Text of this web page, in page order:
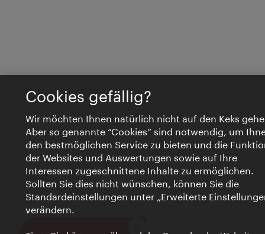
Schließen
Cookies gefällig?
Wir möchten Ihnen natürlich nicht auf den Keks
Aber so genannte “Cookies” sind notwendig, um
den bestmöglichen Service zu bieten und die
der Websites und Auswertungen sowie auf Ihre
Interessen zugeschnittene Inhalte zu ermöglichen.
Sollten Sie dies nicht wünschen, können Sie die
Standardeinstellungen unter „Erweiterte
verändern.